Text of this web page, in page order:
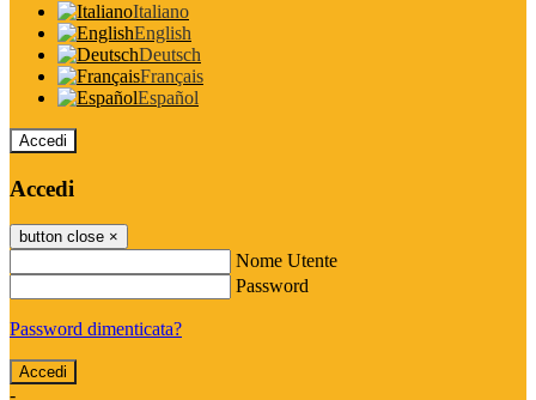
Italiano
English
Deutsch
Français
Español
Accedi
Accedi
button close ×
Nome Utente
Password
Password dimenticata?
-